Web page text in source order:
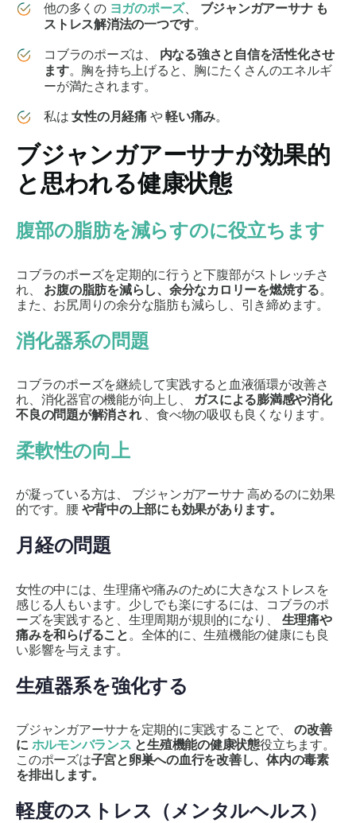
他の多くの ヨガのポーズ、 ブジャンガアーサナも
ストレス解消法の一つです。
コブラのポーズは、 内なる強さと自信を活性化させ
ます。胸を持ち上げると、胸にたくさんのエネルギ
ーが満たされます。
私は女性の月経痛や軽い痛み。
ブジャンガアーサナが効果的
と思われる健康状態
腹部の脂肪を減らすのに役立ちます
コブラのポーズを定期的に行うと下腹部がストレッチさ
れ、 お腹の脂肪を減らし、余分なカロリーを燃焼する。
また、お尻周りの余分な脂肪も減らし、引き締めます。
消化器系の問題
コブラのポーズを継続して実践すると血液循環が改善さ
れ、消化器官の機能が向上し、 ガスによる膨満感や消化
不良の問題が解消され、食べ物の吸収も良くなります。
柔軟性の向上
が凝っている方は、 ブジャンガアーサナ 高めるのに効果
的です。腰 や背中の上部にも効果があります。
月経の問題
女性の中には、生理痛や痛みのために大きなストレスを
感じる人もいます。少しでも楽にするには、コブラのポ
ーズを実践すると、生理周期が規則的になり、 生理痛や
痛みを和らげること。全体的に、生殖機能の健康にも良
い影響を与えます。
生殖器系を強化する
ブジャンガアーサナを定期的に実践することで、
の改善
に ホルモンバランス と生殖機能の健康状態役立ちます。
このポーズは子宮と卵巣への血行を改善し、体内の毒素
を排出します。
軽度のストレス（メンタルヘルス）